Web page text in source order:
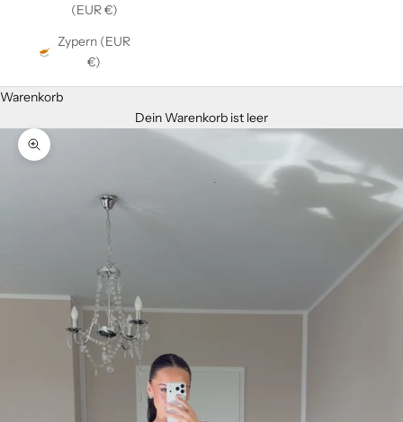
(EUR €)
Zypern (EUR
€)
Warenkorb
Dein Warenkorb ist leer
Bild vergrößern